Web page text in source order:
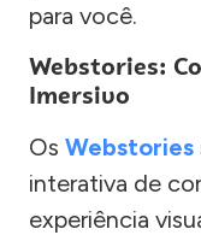
para você.
Webstories:
Imersivo
Os Webstories
interativa de
experiência